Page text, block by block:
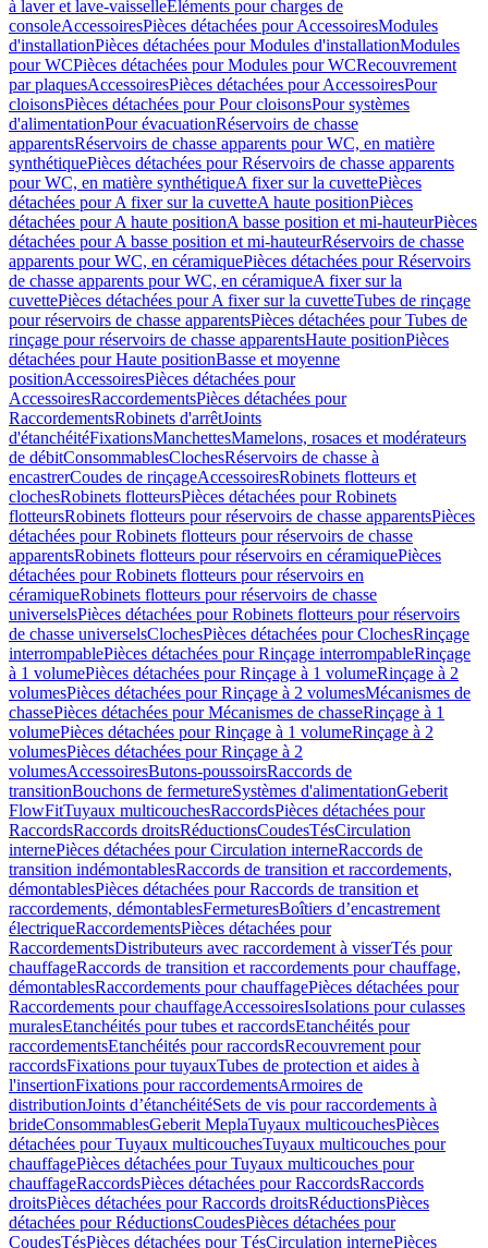
à laver et lave-vaisselleEléments pour charges de
consoleAccessoiresPièces détachées pour AccessoiresModules
d'installationPièces détachées pour Modules d'installationModules
pour WCPièces détachées pour Modules pour WCRecouvrement
par plaquesAccessoiresPièces détachées pour AccessoiresPour
cloisonsPièces détachées pour Pour cloisonsPour systèmes
d'alimentationPour évacuationRéservoirs de chasse
apparentsRéservoirs de chasse apparents pour WC, en matière
synthétiquePièces détachées pour Réservoirs de chasse apparents
pour WC, en matière synthétiqueA fixer sur la cuvettePièces
détachées pour A fixer sur la cuvetteA haute positionPièces
détachées pour A haute positionA basse position et mi-hauteurPièces
détachées pour A basse position et mi-hauteurRéservoirs de chasse
apparents pour WC, en céramiquePièces détachées pour Réservoirs
de chasse apparents pour WC, en céramiqueA fixer sur la
cuvettePièces détachées pour A fixer sur la cuvetteTubes de rinçage
pour réservoirs de chasse apparentsPièces détachées pour Tubes de
rinçage pour réservoirs de chasse apparentsHaute positionPièces
détachées pour Haute positionBasse et moyenne
positionAccessoiresPièces détachées pour
AccessoiresRaccordementsPièces détachées pour
RaccordementsRobinets d'arrêtJoints
d'étanchéitéFixationsManchettesMamelons, rosaces et modérateurs
de débitConsommablesClochesRéservoirs de chasse à
encastrerCoudes de rinçageAccessoiresRobinets flotteurs et
clochesRobinets flotteursPièces détachées pour Robinets
flotteursRobinets flotteurs pour réservoirs de chasse apparentsPièces
détachées pour Robinets flotteurs pour réservoirs de chasse
apparentsRobinets flotteurs pour réservoirs en céramiquePièces
détachées pour Robinets flotteurs pour réservoirs en
céramiqueRobinets flotteurs pour réservoirs de chasse
universelsPièces détachées pour Robinets flotteurs pour réservoirs
de chasse universelsClochesPièces détachées pour ClochesRinçage
interrompablePièces détachées pour Rinçage interrompableRinçage
à 1 volumePièces détachées pour Rinçage à 1 volumeRinçage à 2
volumesPièces détachées pour Rinçage à 2 volumesMécanismes de
chassePièces détachées pour Mécanismes de chasseRinçage à 1
volumePièces détachées pour Rinçage à 1 volumeRinçage à 2
volumesPièces détachées pour Rinçage à 2
volumesAccessoiresButons-poussoirsRaccords de
transitionBouchons de fermetureSystèmes d'alimentationGeberit
FlowFitTuyaux multicouchesRaccordsPièces détachées pour
RaccordsRaccords droitsRéductionsCoudesTésCirculation
internePièces détachées pour Circulation interneRaccords de
transition indémontablesRaccords de transition et raccordements,
démontablesPièces détachées pour Raccords de transition et
raccordements, démontablesFermeturesBoîtiers d’encastrement
électriqueRaccordementsPièces détachées pour
RaccordementsDistributeurs avec raccordement à visserTés pour
chauffageRaccords de transition et raccordements pour chauffage,
démontablesRaccordements pour chauffagePièces détachées pour
Raccordements pour chauffageAccessoiresIsolations pour culasses
muralesEtanchéités pour tubes et raccordsEtanchéités pour
raccordementsEtanchéités pour raccordsRecouvrement pour
raccordsFixations pour tuyauxTubes de protection et aides à
l'insertionFixations pour raccordementsArmoires de
distributionJoints d’étanchéitéSets de vis pour raccordements à
brideConsommablesGeberit MeplaTuyaux multicouchesPièces
détachées pour Tuyaux multicouchesTuyaux multicouches pour
chauffagePièces détachées pour Tuyaux multicouches pour
chauffageRaccordsPièces détachées pour RaccordsRaccords
droitsPièces détachées pour Raccords droitsRéductionsPièces
détachées pour RéductionsCoudesPièces détachées pour
CoudesTésPièces détachées pour TésCirculation internePièces